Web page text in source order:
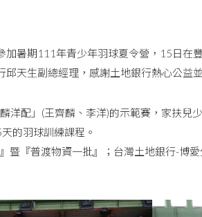
暑期111年青少年羽球夏令營，15日在
天生副總經理，感謝土地銀行熱心公益
洋配」(王齊麟、李洋)的示範賽，家扶兒
的羽球訓練課程。
暨『普渡物資一批』；台灣土地銀行-博